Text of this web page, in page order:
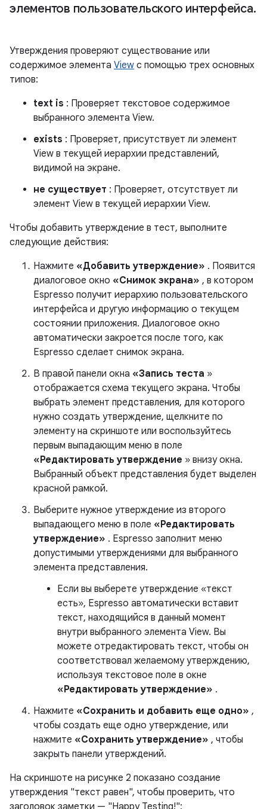
элементов пользовательского интерфейса.
Утверждения проверяют существование или
содержимое элемента View с помощью трех основных
типов:
text is : Проверяет текстовое содержимое
выбранного элемента View.
exists : Проверяет, присутствует ли элемент
View в текущей иерархии представлений,
видимой на экране.
не существует : Проверяет, отсутствует ли
элемент View в текущей иерархии View.
Чтобы добавить утверждение в тест, выполните
следующие действия:
Нажмите «Добавить утверждение» . Появится
диалоговое окно «Снимок экрана» , в котором
Espresso получит иерархию пользовательского
интерфейса и другую информацию о текущем
состоянии приложения. Диалоговое окно
автоматически закроется после того, как
Espresso сделает снимок экрана.
В правой панели окна «Запись теста »
отображается схема текущего экрана. Чтобы
выбрать элемент представления, для которого
нужно создать утверждение, щелкните по
элементу на скриншоте или воспользуйтесь
первым выпадающим меню в поле
«Редактировать утверждение » внизу окна.
Выбранный объект представления будет выделен
красной рамкой.
Выберите нужное утверждение из второго
выпадающего меню в поле «Редактировать
утверждение» . Espresso заполнит меню
допустимыми утверждениями для выбранного
элемента представления.
Если вы выберете утверждение «текст
есть», Espresso автоматически вставит
текст, находящийся в данный момент
внутри выбранного элемента View. Вы
можете отредактировать текст, чтобы он
соответствовал желаемому утверждению,
используя текстовое поле в окне
«Редактировать утверждение» .
Нажмите «Сохранить и добавить еще одно» ,
чтобы создать еще одно утверждение, или
нажмите «Сохранить утверждение» , чтобы
закрыть панели утверждений.
На скриншоте на рисунке 2 показано создание
утверждения "текст равен", чтобы проверить, что
заголовок заметки — "Happy Testing!":